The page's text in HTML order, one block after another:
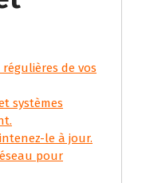
de vos
systèmes
le à jour.
pour